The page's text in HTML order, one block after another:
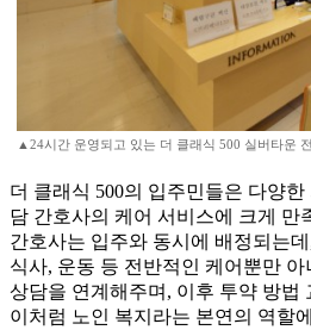
▲24시간 운영되고 있는 더 클래식 500 실버타운
더 클래식 500의 입주민들은 다양
담 간호사의 케어 서비스에 크게 만
간호사는 입주와 동시에 배정되는
식사, 운동 등 전반적인 케어뿐만
상담을 연계해주며, 이후 투약 방법
이처럼 노인 복지라는 본연의 역할